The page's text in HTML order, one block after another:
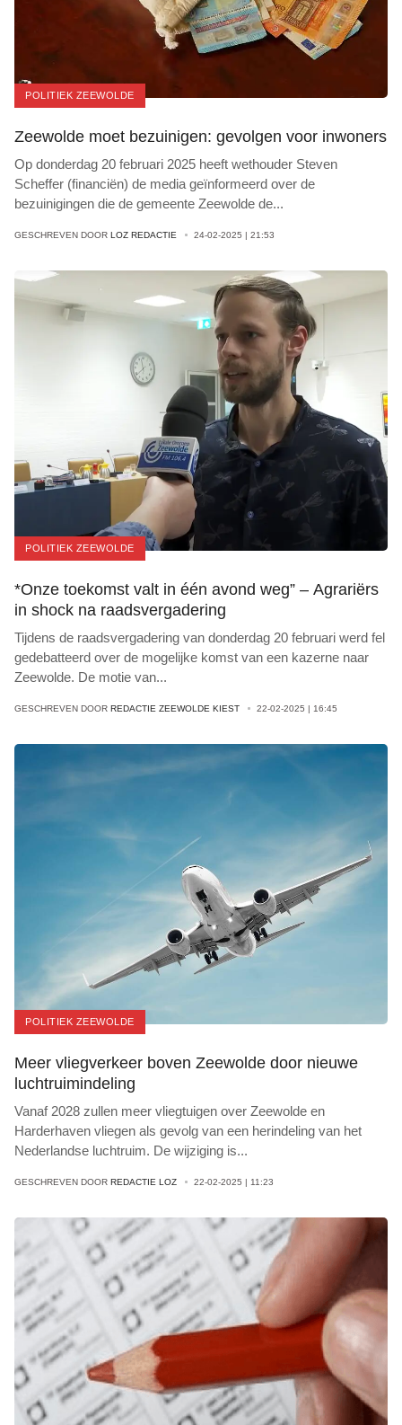
POLITIEK ZEEWOLDE
Zeewolde moet bezuinigen: gevolgen voor inwoners
Op donderdag 20 februari 2025 heeft wethouder Steven
Scheffer (financiën) de media geïnformeerd over de
bezuinigingen die de gemeente Zeewolde de...
GESCHREVEN DOOR LOZ REDACTIE 24-02-2025 | 21:53
POLITIEK ZEEWOLDE
*Onze toekomst valt in één avond weg” – Agrariërs
in shock na raadsvergadering
Tijdens de raadsvergadering van donderdag 20 februari werd fel
gedebatteerd over de mogelijke komst van een kazerne naar
Zeewolde. De motie van...
GESCHREVEN DOOR REDACTIE ZEEWOLDE KIEST 22-02-2025 | 16:45
POLITIEK ZEEWOLDE
Meer vliegverkeer boven Zeewolde door nieuwe
luchtruimindeling
Vanaf 2028 zullen meer vliegtuigen over Zeewolde en
Harderhaven vliegen als gevolg van een herindeling van het
Nederlandse luchtruim. De wijziging is...
GESCHREVEN DOOR REDACTIE LOZ 22-02-2025 | 11:23